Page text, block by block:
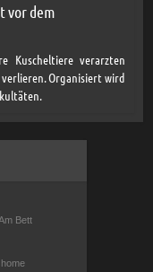
vor dem
Kuscheltiere verarzten
verlieren. Organisiert wird